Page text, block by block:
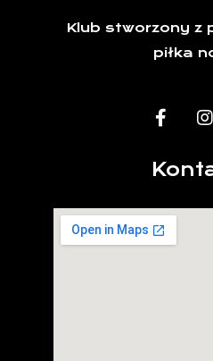
Klub stworzony z
piłka